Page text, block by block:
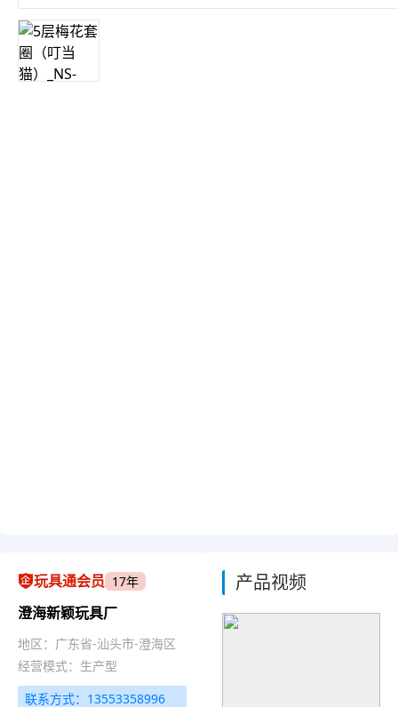
玩具通会员 17年
澄海新颖玩具厂
地区：广东省-汕头市-澄海区
经营模式：生产型
联系方式：13553358996
产品视频